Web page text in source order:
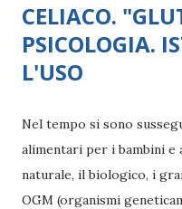
CELIACO.
PSICOLOGIA.
L'USO
Nel tempo si sono
alimentari per i bambini
naturale, il biologico, i
OGM (organismi